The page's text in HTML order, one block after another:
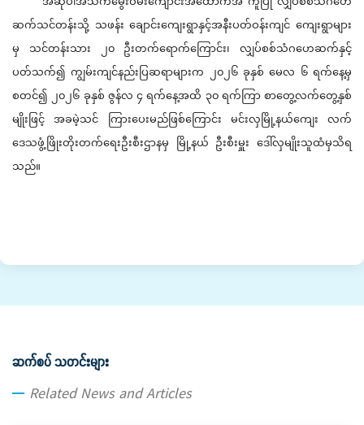
ဆက်သင်တန်းသို့ သဖန်း ချောင်းကျေးရွာနှင့်အနီးပတ်ဝန်းကျင် ကျေးရွာများ
မှ သင်တန်းသား ၂၀ ဦးတက်ရောက်ကြောင်း၊ လျှပ်စစ်သံဂဟေဆက်နှင့်
ပတ်သက်၍ ကျွမ်းကျင်နည်းပြဆရာများက ၂၀၂၆ ခုနှစ် မေလ ၆ ရက်နေ့မှ
စတင်၍ ၂၀၂၆ ခုနှစ် ဇွန်လ ၄ ရက်နေ့အထိ ၃၀ ရက်ကြာ စာတွေ့လက်တွေ့နှစ်
မျိုးဖြင့် အခမဲ့သင် ကြားပေးမည်ဖြစ်ကြောင်း မင်းလှမြို့နယ်ကျေး လက်
ဒေသဖွံ့ဖြိုးတိုးတက်ရေးဦးစီးဌာနမှ မြို့နယ် ဦးစီးမှူး ဒေါ်လှမျိုးသူထံမှသိရ
သည်။
ဆက်စပ် သတင်းများ
Related News and Articles